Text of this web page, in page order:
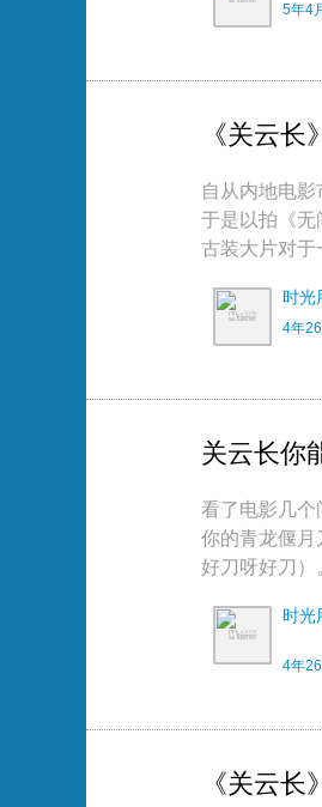
5年4
《关云
自从内地电
于是以拍《无
古装大片对于
时光
4年
关云长你
看了电影几个
你的青龙偃月
好刀呀好刀）
时光
4年
《关云